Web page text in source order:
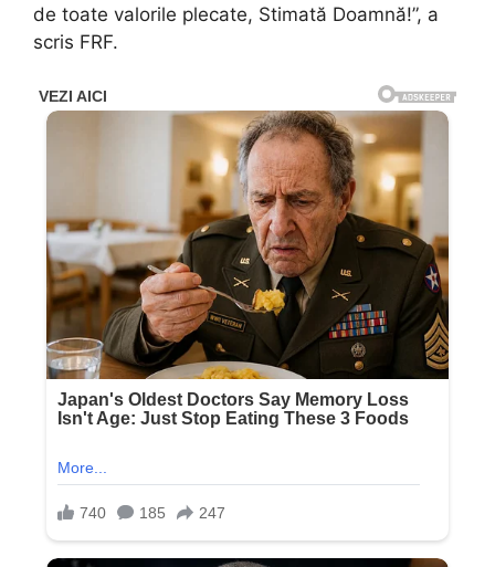
de toate valorile plecate, Stimată Doamnă!”, a
scris FRF.